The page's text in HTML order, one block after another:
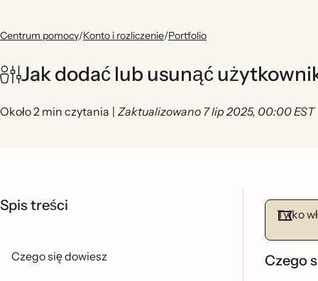
Centrum pomocy/Konto i rozliczenie/Portfolio
Jak dodać lub usunąć
Około 2 min czytania | Zaktualizowano 7 lip 2025, 00:00 EST
Spis treści
Czego się dowiesz
Tylko
Czego